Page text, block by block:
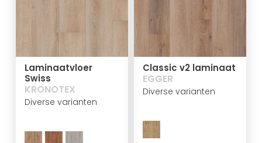
Laminaatvloer
Swiss
KRONOTEX
Diverse varianten
Classic v2 laminaat
EGGER
Diverse varianten